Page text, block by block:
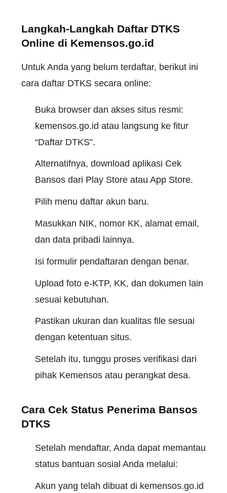
Langkah-Langkah Daftar DTKS
Online di Kemensos.go.id
Untuk Anda yang belum terdaftar, berikut ini
cara daftar DTKS secara online:
Buka browser dan akses situs resmi:
kemensos.go.id atau langsung ke fitur
“Daftar DTKS”.
Alternatifnya, download aplikasi Cek
Bansos dari Play Store atau App Store.
Pilih menu daftar akun baru.
Masukkan NIK, nomor KK, alamat email,
dan data pribadi lainnya.
Isi formulir pendaftaran dengan benar.
Upload foto e-KTP, KK, dan dokumen lain
sesuai kebutuhan.
Pastikan ukuran dan kualitas file sesuai
dengan ketentuan situs.
Setelah itu, tunggu proses verifikasi dari
pihak Kemensos atau perangkat desa.
Cara Cek Status Penerima Bansos
DTKS
Setelah mendaftar, Anda dapat memantau
status bantuan sosial Anda melalui:
Akun yang telah dibuat di kemensos.go.id